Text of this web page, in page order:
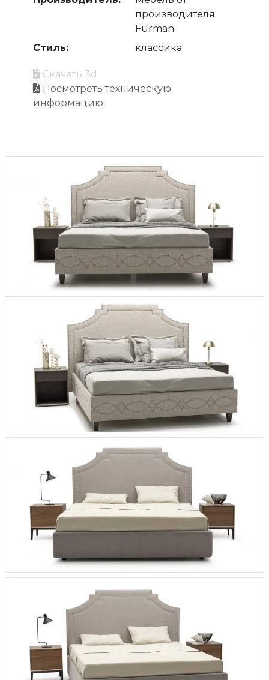
производителя
Furman
Стиль:
классика
Скачать 3d
Посмотреть техническую
информацию